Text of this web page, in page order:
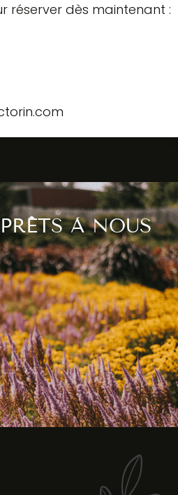
réserver dès maintenant :
À NOUS